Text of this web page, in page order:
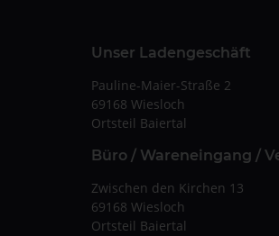
Unser Ladengeschäft
Pauline-Maier-Straße 2
69168 Wiesloch
Ortsteil Baiertal
Büro / Wareneingang /
Zwischen den Kirchen 13
69168 Wiesloch
Ortsteil Baiertal